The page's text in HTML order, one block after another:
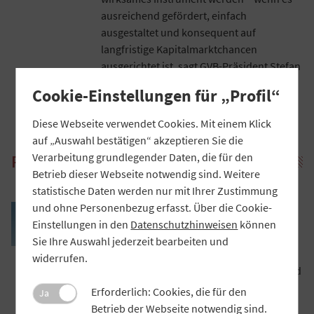
ausreichend gefördert, einfach
ausgestaltet und konsequent auf
langfristige Kapitalmarktchancen
ausgerichtet ist, sagt GVB-Präsident Stefan
Artikel lesen
PRAXIS
VR Banking App: Assistentin in
finanziellen Lebensfragen
Atruvia entwickelt die VR Banking App
auf dem iPhone mit der virtuellen Girocard
zahlen. Was macht eine gute Banking-App
aus? Antworten von Željko Kaurin,
Cookie-Einstellungen für „Profil“
Diese Webseite verwendet Cookies. Mit einem Klick
auf „Auswahl bestätigen“ akzeptieren Sie die
Verarbeitung grundlegender Daten, die für den
Betrieb dieser Webseite notwendig sind. Weitere
statistische Daten werden nur mit Ihrer Zustimmung
und ohne Personenbezug erfasst. Über die Cookie-
Einstellungen in den Datenschutzhinweisen können
Sie Ihre Auswahl jederzeit bearbeiten und
widerrufen.
Ja
Erforderlich: Cookies, die für den
Betrieb der Webseite notwendig sind.